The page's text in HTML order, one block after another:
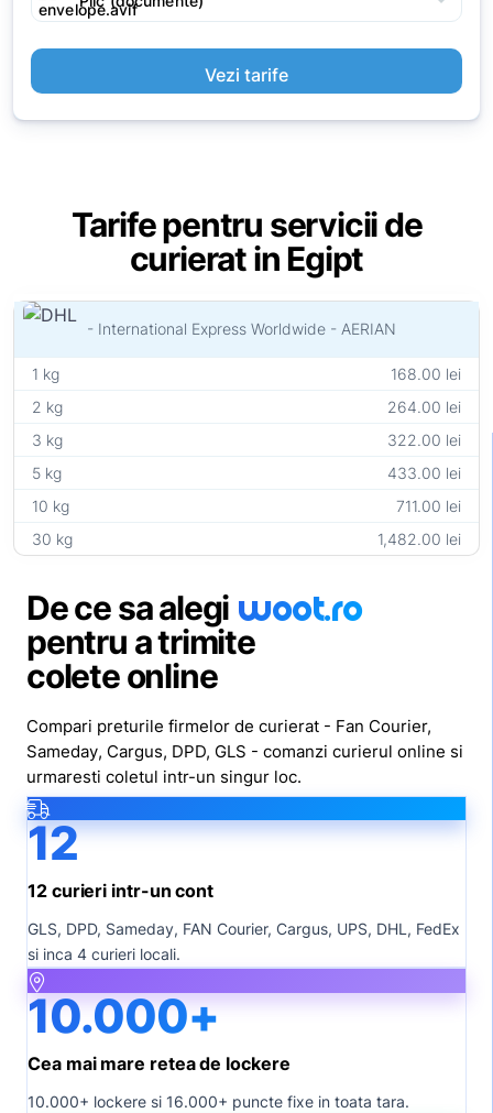
Vezi tarife
Tarife pentru servicii de
curierat in Egipt
- International Express Worldwide - AERIAN
1 kg
168.00 lei
2 kg
264.00 lei
3 kg
322.00 lei
5 kg
433.00 lei
10 kg
711.00 lei
30 kg
1,482.00 lei
De ce sa alegi woot.ro
pentru a trimite
colete online
Compari preturile firmelor de curierat - Fan Courier,
Sameday, Cargus, DPD, GLS - comanzi curierul online si
urmaresti coletul intr-un singur loc.
12
12 curieri intr-un cont
GLS, DPD, Sameday, FAN Courier, Cargus, UPS, DHL, FedEx
si inca 4 curieri locali.
10.000+
Cea mai mare retea de lockere
10.000+ lockere si 16.000+ puncte fixe in toata tara.